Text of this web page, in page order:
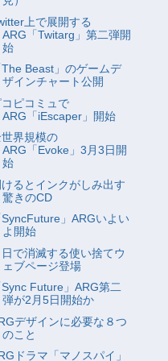
上で展開する
ARG「Twitarg」第二弾開
始
The Beast」のゲームデ
ザインチャート公開
コピコミュで
ARG「iEscaper」開始
界規模の
ARG「Evoke」3月3日開
始
けるとインクがしみ出す
驚きのCD
SyncFuture」ARGいよい
よ開始
日で消滅する使い捨てウ
ェブページ登場
Sync Future」ARG第二
弾が2月5日開始か
デザインに必要な８つ
のこと
ドラマ「マノスパイ」